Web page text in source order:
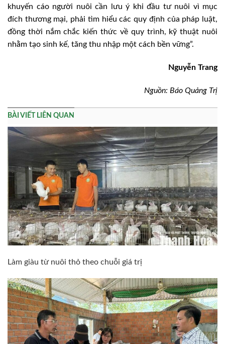
khuyến cáo người nuôi cần lưu ý khi đầu tư nuôi vì mục
đích thương mại, phải tìm hiểu các quy định của pháp luật,
đồng thời nắm chắc kiến thức về quy trình, kỹ thuật nuôi
nhằm tạo sinh kế, tăng thu nhập một cách bền vững”.
Nguyễn Trang
Nguồn: Báo Quảng Trị
BÀI VIẾT LIÊN QUAN
Làm giàu từ nuôi thỏ theo chuỗi giá trị